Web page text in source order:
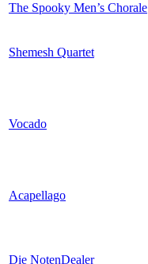
The Spooky Men’s Chorale
Shemesh Quartet
Vocado
Acapellago
Die NotenDealer